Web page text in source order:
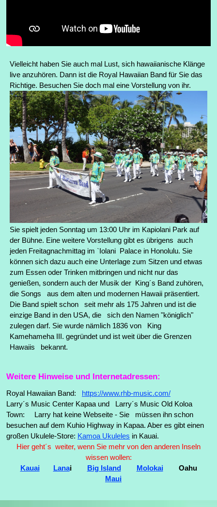
Vielleicht haben Sie auch mal Lust, sich hawaiianische Klänge
live anzuhören. Dann ist die Royal Hawaiian Band für Sie das
Richtige. Besuchen Sie doch mal eine Vorstellung von ihr.
Sie spielt jeden Sonntag um 13:00 Uhr im Kapiolani Park auf
der Bühne. Eine weitere Vorstellung gibt es übrigens auch
jeden Freitagnachmittag im `Iolani Palace in Honolulu. Sie
können sich dazu auch eine Unterlage zum Sitzen und etwas
zum Essen oder Trinken mitbringen und nicht nur das
genießen, sondern auch der Musik der King´s Band zuhören,
die Songs aus dem alten und modernen Hawaii präsentiert.
Die Band spielt schon seit mehr als 175 Jahren und ist die
einzige Band in den USA, die sich den Namen "königlich"
zulegen darf. Sie wurde nämlich 1836 von King
Kamehameha III. gegründet und ist weit über die Grenzen
Hawaiis bekannt.
Weitere Hinweise und Internetadressen:
Royal Hawaiian Band: https://www.rhb-music.com/
Larry´s Music Center Kapaa und Larry´s Music Old Koloa
Town:
Larry hat keine Webseite - Sie müssen ihn schon
besuchen auf dem Kuhio Highway in Kapaa. Aber es gibt einen
großen Ukulele-Store: Kamoa Ukuleles in Kauai.
Hier geht´s weiter, wenn Sie mehr von den anderen Inseln
wissen wollen:
Kauai
Lanai Big Island Molokai
Oahu
Maui